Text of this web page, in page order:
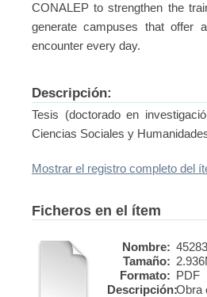
CONALEP to strengthen the
generate campuses that offer
encounter every day.
Descripción:
Tesis (doctorado en
Ciencias Sociales y
Mostrar el registro completo del
Ficheros en el ítem
Nombre:
Tamaño:
Formato: PDF
Descripción:Obra